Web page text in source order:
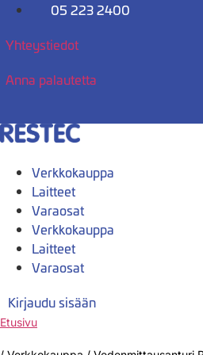
Mene
05 223 2400
Yhteystiedot
Anna palautetta
Verkkokauppa
Laitteet
Varaosat
Verkkokauppa
Laitteet
Varaosat
Kirjaudu sisään
Etusivu